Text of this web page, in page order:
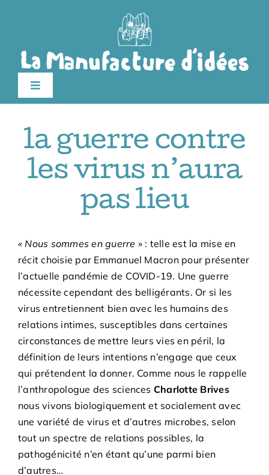
Toggle
Navigation
Le festival
Adhésions
Archives
Contact
la guerre contre
les virus n’aura
pas lieu
« Nous sommes en guerre » : telle est la mise en
récit choisie par Emmanuel Macron pour présenter
l’actuelle pandémie de COVID-19. Une guerre
nécessite cependant des belligérants. Or si les
virus entretiennent bien avec les humains des
relations intimes, susceptibles dans certaines
circonstances de mettre leurs vies en péril, la
définition de leurs intentions n’engage que ceux
qui prétendent la donner. Comme nous le rappelle
l’anthropologue des sciences Charlotte Brives
nous vivons biologiquement et socialement avec
une variété de virus et d’autres microbes, selon
tout un spectre de relations possibles, la
pathogénicité n’en étant qu’une parmi bien
d’autres…